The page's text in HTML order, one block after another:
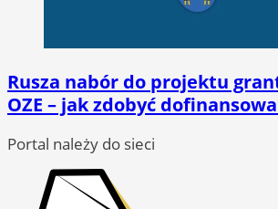
Rusza nabór do projektu
OZE – jak zdobyć
Portal należy do sieci